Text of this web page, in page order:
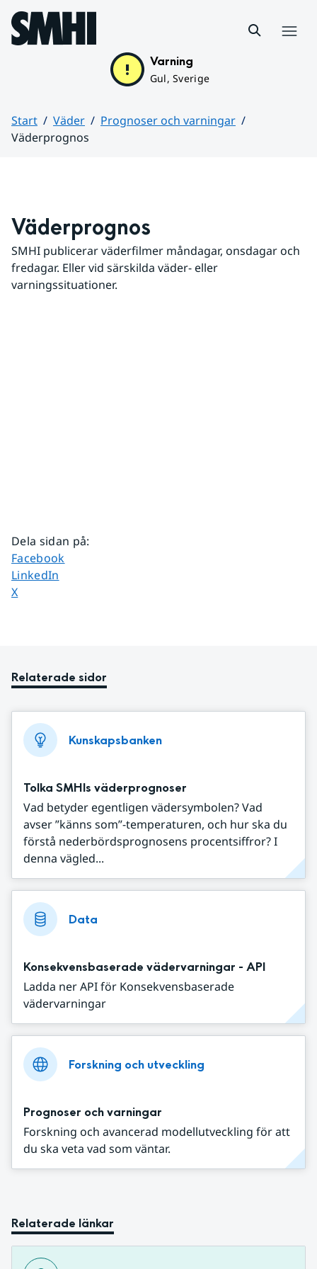
Hoppa till sidans innehåll
Varning
Gul, Sverige
Start Väder
Prognoser och varningar
Väderprognos
Väderprognos
SMHI publicerar väderfilmer måndagar, onsdagar och
fredagar. Eller vid särskilda väder- eller
varningssituationer.
Dela sidan på:
Dela sidan på
Facebook
Dela sidan på
LinkedIn
Dela sidan på
X
Relaterade sidor
Kunskapsbanken
Tolka SMHIs väderprognoser
Vad betyder egentligen vädersymbolen? Vad
avser ”känns som”-temperaturen, och hur ska du
förstå nederbördsprognosens procentsiffror? I
denna vägled...
Data
Konsekvensbaserade vädervarningar - API
Ladda ner API för Konsekvensbaserade
vädervarningar
Forskning och utveckling
Prognoser och varningar
Forskning och avancerad modellutveckling för att
du ska veta vad som väntar.
Relaterade länkar